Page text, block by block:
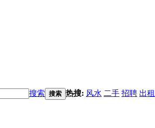
搜索 搜索 热搜: 风水 二手 招聘 出租